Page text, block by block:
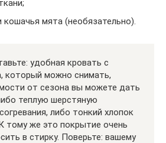
кошачья мята (необязательно).
удобная кровать с
который можно снимать,
от сезона вы можете дать
теплую шерстяную
либо тонкий хлопок
тому же это покрытие очень
в стирку. Поверьте: вашему